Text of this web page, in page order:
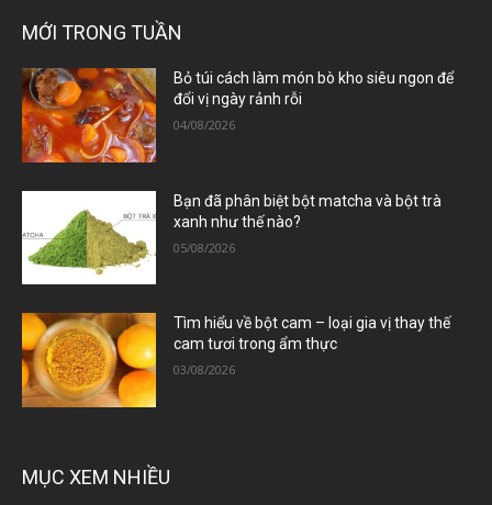
MỚI TRONG TUẦN
Bỏ túi cách làm món bò kho siêu ngon để
đổi vị ngày rảnh rỗi
04/08/2026
Bạn đã phân biệt bột matcha và bột trà
xanh như thế nào?
05/08/2026
Tìm hiểu về bột cam – loại gia vị thay thế
cam tươi trong ẩm thực
03/08/2026
MỤC XEM NHIỀU